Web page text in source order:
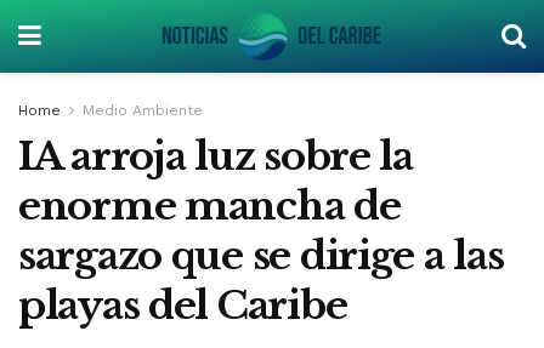
Home Medio Ambiente
IA arroja luz sobre la
enorme mancha de
sargazo que se dirige a las
playas del Caribe